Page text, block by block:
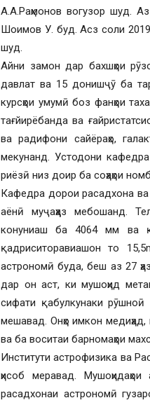
А.А.Раҳмонов вогузор шуд.
Шоимов У. буд. Асз соли
шуд.
Айни замон дар бахшҳои
давлат ва 15 донишҷӯ ба
курсҳои умумӣ боз фанҳои
тағйирёбанда ва
ва радифони сайёраҳо,
мекунанд. Устодони
риёзӣ низ доир ба соҳаҳои
Кафедра дорои расадхона ва
аёнӣ муҷаҳҳаз мебошанд.
конуниаш ба 4064 мм ва
қадриситоравиашон то
астрономӣ буда, беш аз 27
дар он аст, ки мушоҳид
сифати қабулкунаки рӯшноӣ
мешавад. Онҳо имкон
ва ба воситаи барномаҳои
Институти астрофизика ва
ҳисоб меравад.
расадхонаи астрономӣ